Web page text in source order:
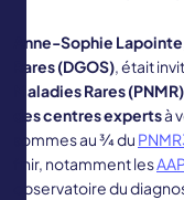
Anne-Sophie
Rares (DGOS), était
Maladies Rares (PNMR)
des centres expertsà
sommes au ¾ du
finir, notamment les
observatoire du